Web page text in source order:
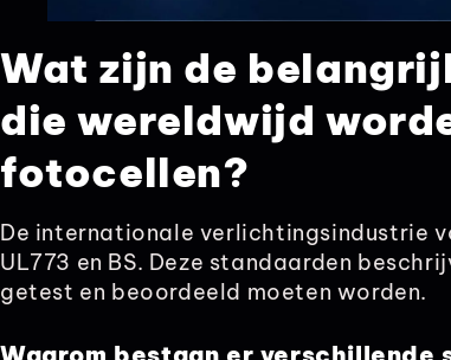
Wat zijn de
die wereldwijd
fotocellen?
De internationale verlichtingsindustrie
UL773 en BS. Deze standaarden
getest en beoordeeld moeten worden.